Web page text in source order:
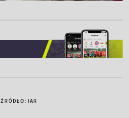
ŹRÓDŁO: IAR